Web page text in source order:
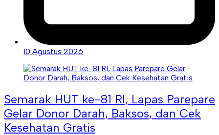
10 Agustus 2026
Semarak HUT ke-81 RI, Lapas Parepare
Gelar Donor Darah, Baksos, dan Cek
Kesehatan Gratis